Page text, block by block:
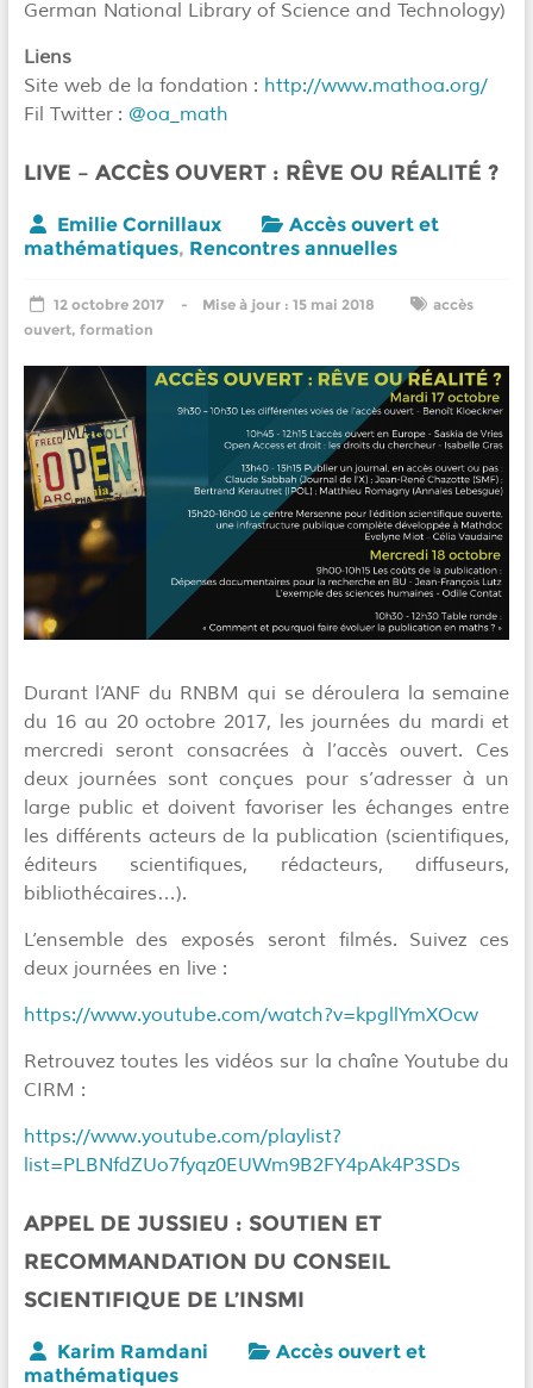
German National Library of Science and Technology)
Liens
Site web de la fondation : http://www.mathoa.org/
Fil Twitter : @oa_math
LIVE – ACCÈS OUVERT : RÊVE OU RÉALITÉ ?
Emilie Cornillaux
Accès ouvert et
mathématiques, Rencontres annuelles
12 octobre 2017 15 mai 2018
accès
ouvert, formation
Durant l’ANF du RNBM qui se déroulera la semaine
du 16 au 20 octobre 2017, les journées du mardi et
mercredi seront consacrées à l’accès ouvert. Ces
deux journées sont conçues pour s’adresser à un
large public et doivent favoriser les échanges entre
les différents acteurs de la publication (scientifiques,
éditeurs scientifiques, rédacteurs, diffuseurs,
bibliothécaires…).
​L’ensemble des exposés seront filmés. Suivez ces
deux journées en live :
https://www.youtube.com/watch?v=kpgllYmXOcw
Retrouvez toutes les vidéos sur la chaîne Youtube du
CIRM :
https://www.youtube.com/playlist?
list=PLBNfdZUo7fyqz0EUWm9B2FY4pAk4P3SDs
APPEL DE JUSSIEU : SOUTIEN ET
RECOMMANDATION DU CONSEIL
SCIENTIFIQUE DE L’INSMI
Karim Ramdani
Accès ouvert et
mathématiques